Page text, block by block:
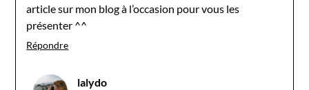
article sur mon blog à l’occasion pour vous les
présenter ^^
Répondre
lalydo